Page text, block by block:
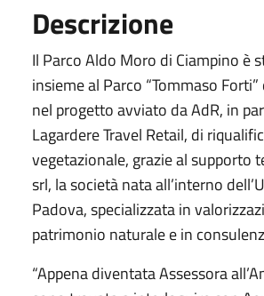
Descrizione
Il Parco Aldo Moro di Ciampino è
insieme al Parco “Tommaso
nel progetto avviato da AdR, in
Lagardere Travel Retail, di
vegetazionale, grazie al supporto
srl, la società nata all’interno
Padova, specializzata in
patrimonio naturale e in
“Appena diventata Assessora